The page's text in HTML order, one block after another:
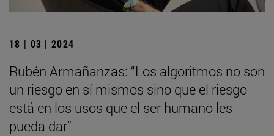
18 | 03 | 2024
Rubén Armañanzas: “Los algoritmos no son
un riesgo en sí mismos sino que el riesgo
está en los usos que el ser humano les
pueda dar”